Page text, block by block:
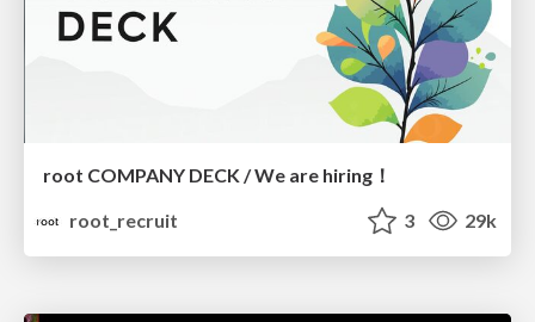
root COMPANY DECK / We are hiring！
root_recruit
3 29k